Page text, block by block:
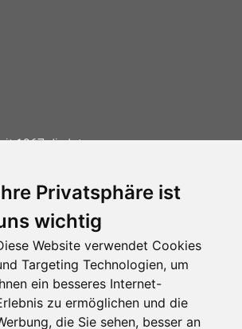
Privatsphäre ist
wichtig
Website verwendet Cookies
Targeting Technologien, um
ein besseres Internet-
zu ermöglichen und die
die Sie sehen, besser an
1967 die Interessen
und fordert die Anerkennung
als gleichberechtigte